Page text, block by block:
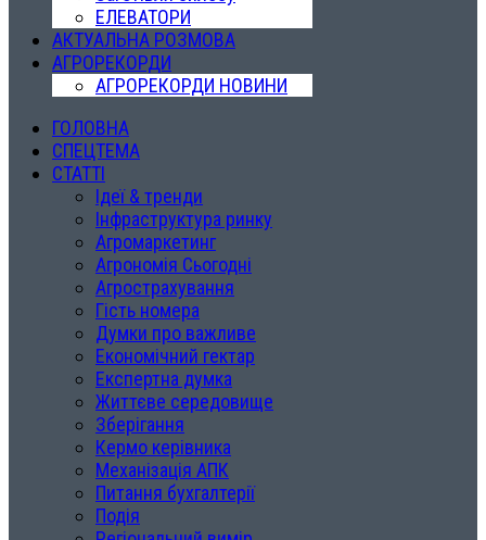
ЕЛЕВАТОРИ
АКТУАЛЬНА РОЗМОВА
АГРОРЕКОРДИ
АГРОРЕКОРДИ НОВИНИ
ГОЛОВНА
СПЕЦТЕМА
СТАТТІ
Ідеї & тренди
Інфраструктура ринку
Агромаркетинг
Агрономія Сьогодні
Агрострахування
Гість номера
Думки про важливе
Економічний гектар
Експертна думка
Життєве середовище
Зберігання
Кермо керівника
Механізація АПК
Питання бухгалтерії
Подія